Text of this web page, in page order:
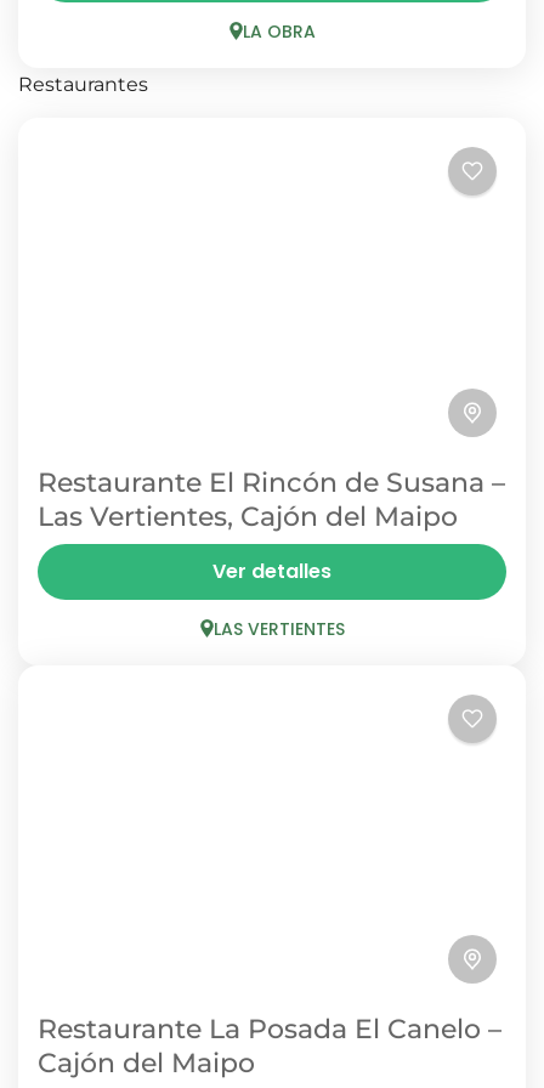
cafeteras de greda, para una experiencia con...
LA OBRA
Restaurantes
Restaurante El Rincón de Susana –
Las Vertientes, Cajón del Maipo
En Las Vertientes, Cajón del Maipo, se
encuentra El Rincón de Susana, un restaurante
familiar que se especializa en la cocina chilena
Ver detalles
LAS VERTIENTES
Restaurante La Posada El Canelo –
Cajón del Maipo